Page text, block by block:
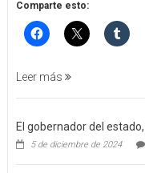
POR
FEMINICIDO
AGRAVADO
FILICIDIO
Comparte esto:
Leer más
El gobernador del
5 de diciembre de 2024